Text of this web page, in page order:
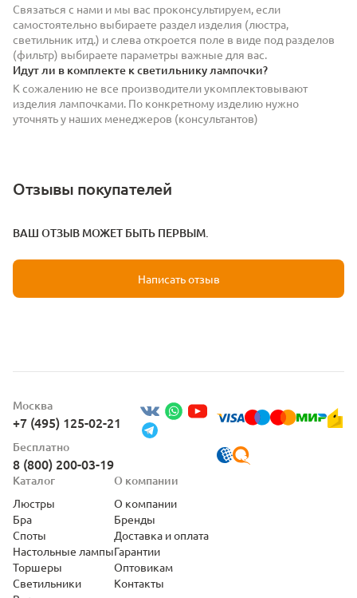
Связаться с нами и мы вас проконсультируем, если
самостоятельно выбираете раздел изделия (люстра,
светильник итд.) и слева откроется поле в виде под разделов
(фильтр) выбираете параметры важные для вас.
Идут ли в комплекте к светильнику лампочки?
К сожалению не все производители укомплектовывают
изделия лампочками. По конкретному изделию нужно
уточнять у наших менеджеров (консультантов)
Отзывы покупателей
ВАШ ОТЗЫВ МОЖЕТ БЫТЬ ПЕРВЫМ.
Написать отзыв
Москва
+7 (495) 125-02-21
Бесплатно
8 (800) 200-03-19
Каталог
Люстры
Бра
Споты
Настольные лампы
Торшеры
Светильники
О компании
О компании
Бренды
Доставка и оплата
Гарантии
Оптовикам
Контакты